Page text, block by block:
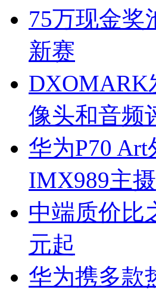
75万现金奖
新赛
DXOMARK
像头和音频
华为P70
IMX989主摄
中端质价比
元起
华为携多款